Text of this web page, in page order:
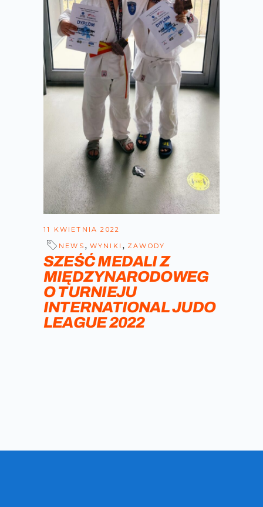
11 KWIETNIA 2022
NEWS , WYNIKI , ZAWODY
SZEŚĆ MEDALI Z
MIĘDZYNARODOWEG
O TURNIEJU
INTERNATIONAL JUDO
LEAGUE 2022